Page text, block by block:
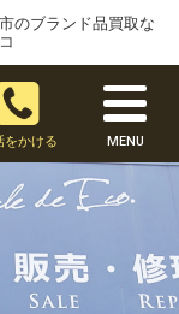
のブランド品買取な
をかける MENU